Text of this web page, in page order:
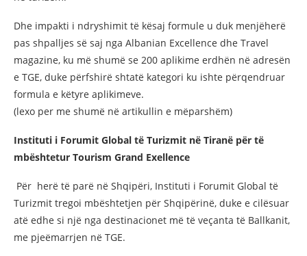
Dhe impakti i ndryshimit të kësaj formule u duk menjëherë
pas shpalljes së saj nga Albanian Excellence dhe Travel
magazine, ku më shumë se 200 aplikime erdhën në adresën
e TGE, duke përfshirë shtatë kategori ku ishte përqendruar
formula e këtyre aplikimeve.
(lexo per me shumë në artikullin e mëparshëm)
Instituti i Forumit Global të Turizmit në Tiranë për të
mbështetur Tourism Grand Exellence
Për herë të parë në Shqipëri, Instituti i Forumit Global të
Turizmit tregoi mbështetjen për Shqipërinë, duke e cilësuar
atë edhe si një nga destinacionet më të veçanta të Ballkanit,
me pjeëmarrjen në TGE.